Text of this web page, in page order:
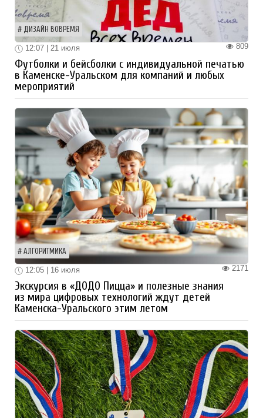
ДИЗАЙН ВОВРЕМЯ
809
12:07 | 21 июля
Футболки и бейсболки с индивидуальной печатью
в Каменске-Уральском для компаний и любых
мероприятий
АЛГОРИТМИКА
2171
12:05 | 16 июля
Экскурсия в «ДОДО Пицца» и полезные знания
из мира цифровых технологий ждут детей
Каменска-Уральского этим летом